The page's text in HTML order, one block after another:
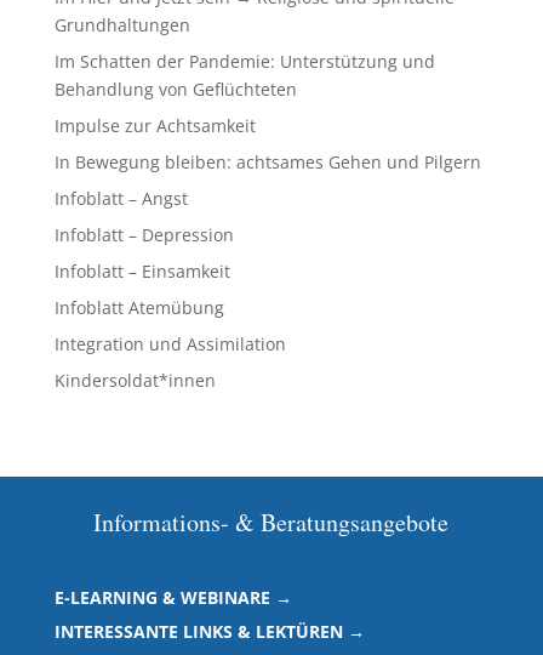
Grundhaltungen
Im Schatten der Pandemie: Unterstützung und
Behandlung von Geflüchteten
Impulse zur Achtsamkeit
In Bewegung bleiben: achtsames Gehen und Pilgern
Infoblatt – Angst
Infoblatt – Depression
Infoblatt – Einsamkeit
Infoblatt Atemübung
Integration und Assimilation
Kindersoldat*innen
Informations- & Beratungsangebote
E-LEARNING & WEBINARE →
INTERESSANTE LINKS & LEKTÜREN →